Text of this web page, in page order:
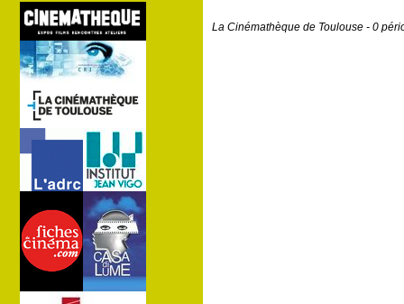
La Cinémathèque de Toulouse - 0